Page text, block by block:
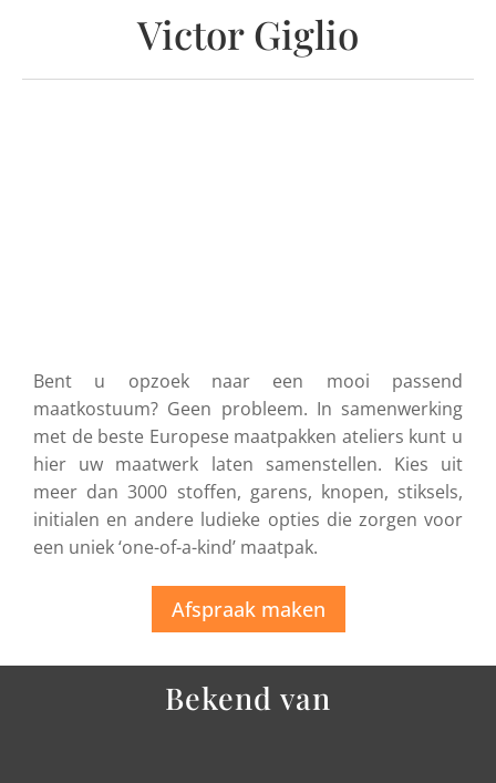
Victor Giglio
Bent u opzoek naar een mooi passend
maatkostuum? Geen probleem. In samenwerking
met de beste Europese maatpakken ateliers kunt u
hier uw maatwerk laten samenstellen. Kies uit
meer dan 3000 stoffen, garens, knopen, stiksels,
initialen en andere ludieke opties die zorgen voor
een uniek ‘one-of-a-kind’ maatpak.
Afspraak maken
Bekend van